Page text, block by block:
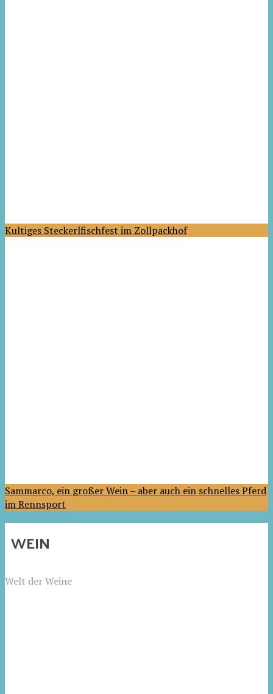
Kultiges Steckerlfischfest im Zollpackhof
Sammarco, ein großer Wein – aber auch ein schnelles Pferd
im Rennsport
WEIN
Welt der Weine